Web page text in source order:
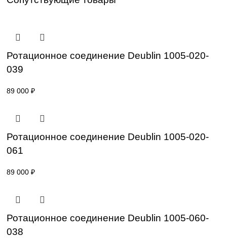
Для получения актуальной цены и информации о сроках
sales@corp-line.ru
или свяжитесь по телефону:
Сопутствующие товары
039
89 000